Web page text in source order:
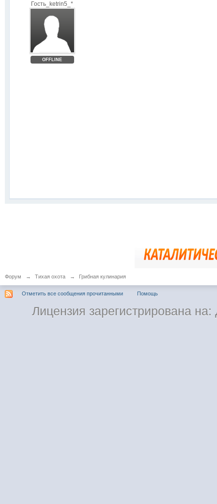
Гость_ketrin5_*
OFFLINE
Форум → Тихая охота → Грибная кулинария
Отметить все сообщения прочитанными Помощь
Лицензия зарегистрирована